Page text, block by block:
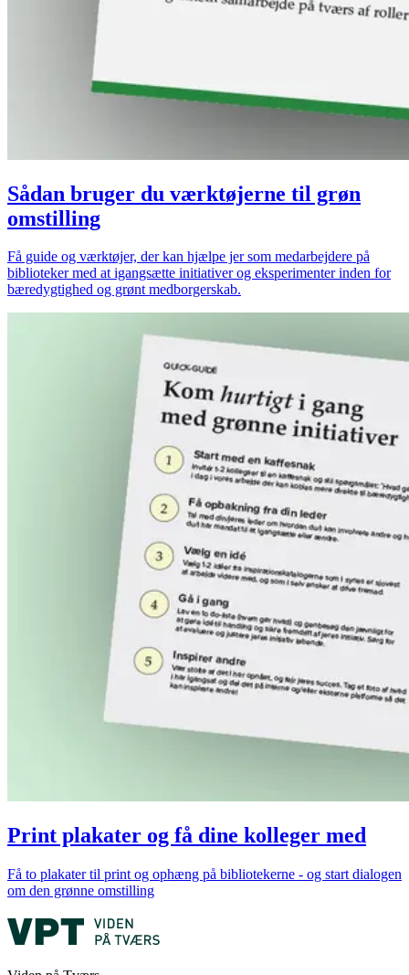
Sådan bruger du værktøjerne til grøn
omstilling
Få guide og værktøjer, der kan hjælpe jer som medarbejdere på
biblioteker med at igangsætte initiativer og eksperimenter inden for
bæredygtighed og grønt medborgerskab.
Print plakater og få dine kolleger med
Få to plakater til print og ophæng på bibliotekerne - og start dialogen
om den grønne omstilling